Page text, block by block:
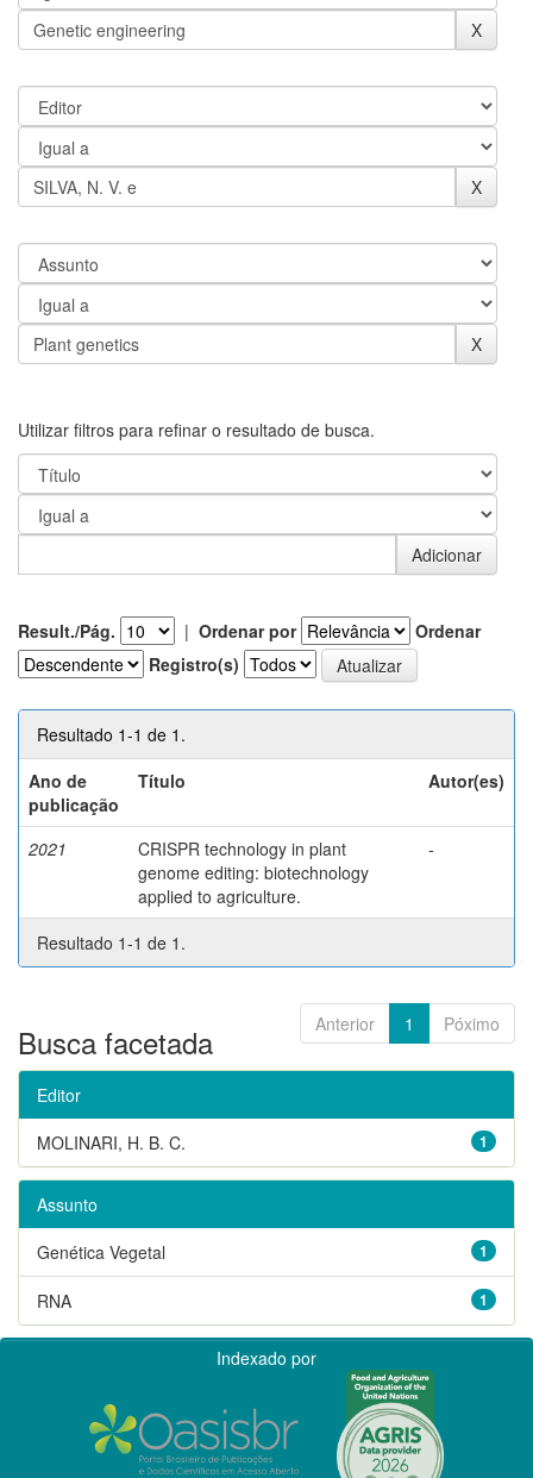
Utilizar filtros para refinar o resultado de busca.
Result./Pág. | Ordenar por
Ordenar
Registro(s)
Resultado 1-1 de 1.
Ano de
publicação
Título Autor(es)
2021
CRISPR technology in plant
genome editing: biotechnology
applied to agriculture.
-
Resultado 1-1 de 1.
Anterior 1 Póximo
Busca facetada
Editor
1
MOLINARI, H. B. C.
Assunto
1
Genética Vegetal
1
RNA
Indexado por